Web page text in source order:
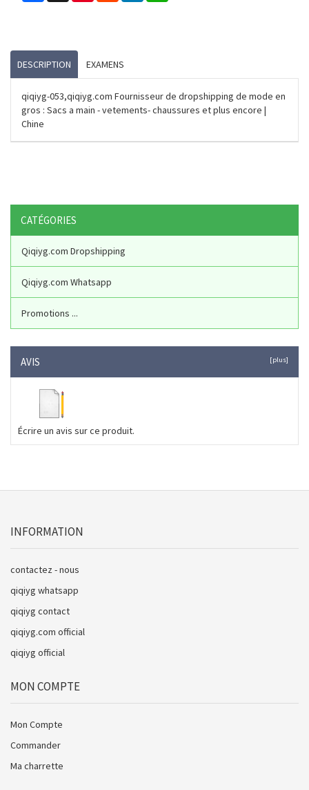
DESCRIPTION EXAMENS
qiqiyg-053,qiqiyg.com Fournisseur de dropshipping de mode en
gros : Sacs a main - vetements- chaussures et plus encore |
Chine
CATÉGORIES
Qiqiyg.com Dropshipping
Qiqiyg.com Whatsapp
Promotions ...
AVIS [plus]
Écrire un avis sur ce produit.
INFORMATION
contactez - nous
qiqiyg whatsapp
qiqiyg contact
qiqiyg.com official
qiqiyg official
MON COMPTE
Mon Compte
Commander
Ma charrette